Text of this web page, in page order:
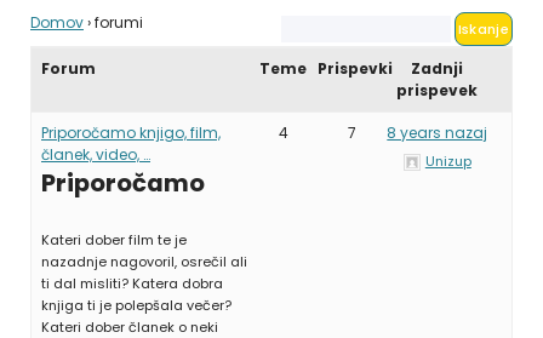
Domov›forumi
Forum Teme Prispevki
Zadnji
prispevek
Priporočamo knjigo, film,
članek, video, …
Priporočamo
Kateri dober film te je
nazadnje nagovoril, osrečil ali
ti dal misliti? Katera dobra
knjiga ti je polepšala večer?
Kateri dober članek o neki
4 7 8 years nazaj
Unizup